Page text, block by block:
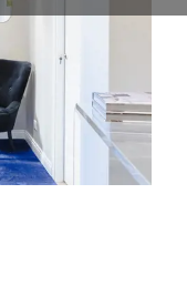
disponibilità
disponibilità
del Web